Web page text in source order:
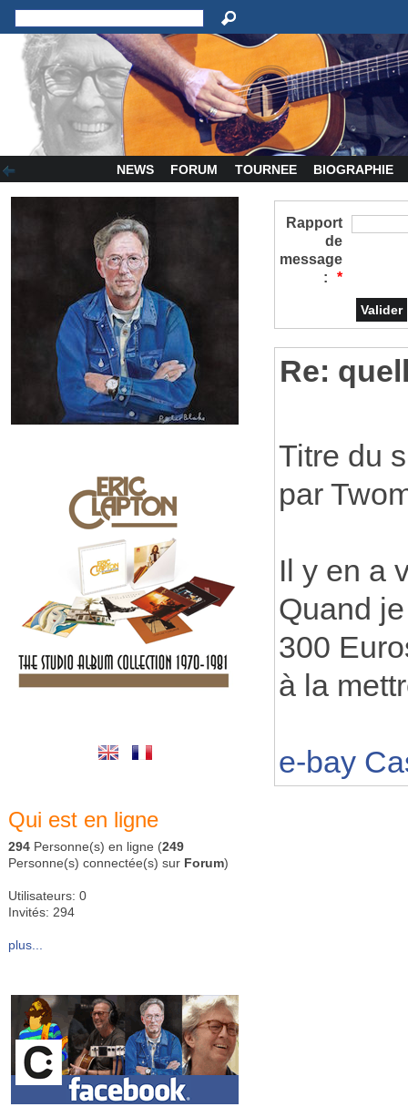
NEWS FORUM TOURNEE BIOGRAPHIE
Qui est en ligne
294 Personne(s) en ligne (249
Personne(s) connectée(s) sur Forum)
Utilisateurs: 0
Invités: 294
plus...
Rapport
de
message
:
*
Re:
Titre du
par
Il y en a
Quand
300
à la
e-bay